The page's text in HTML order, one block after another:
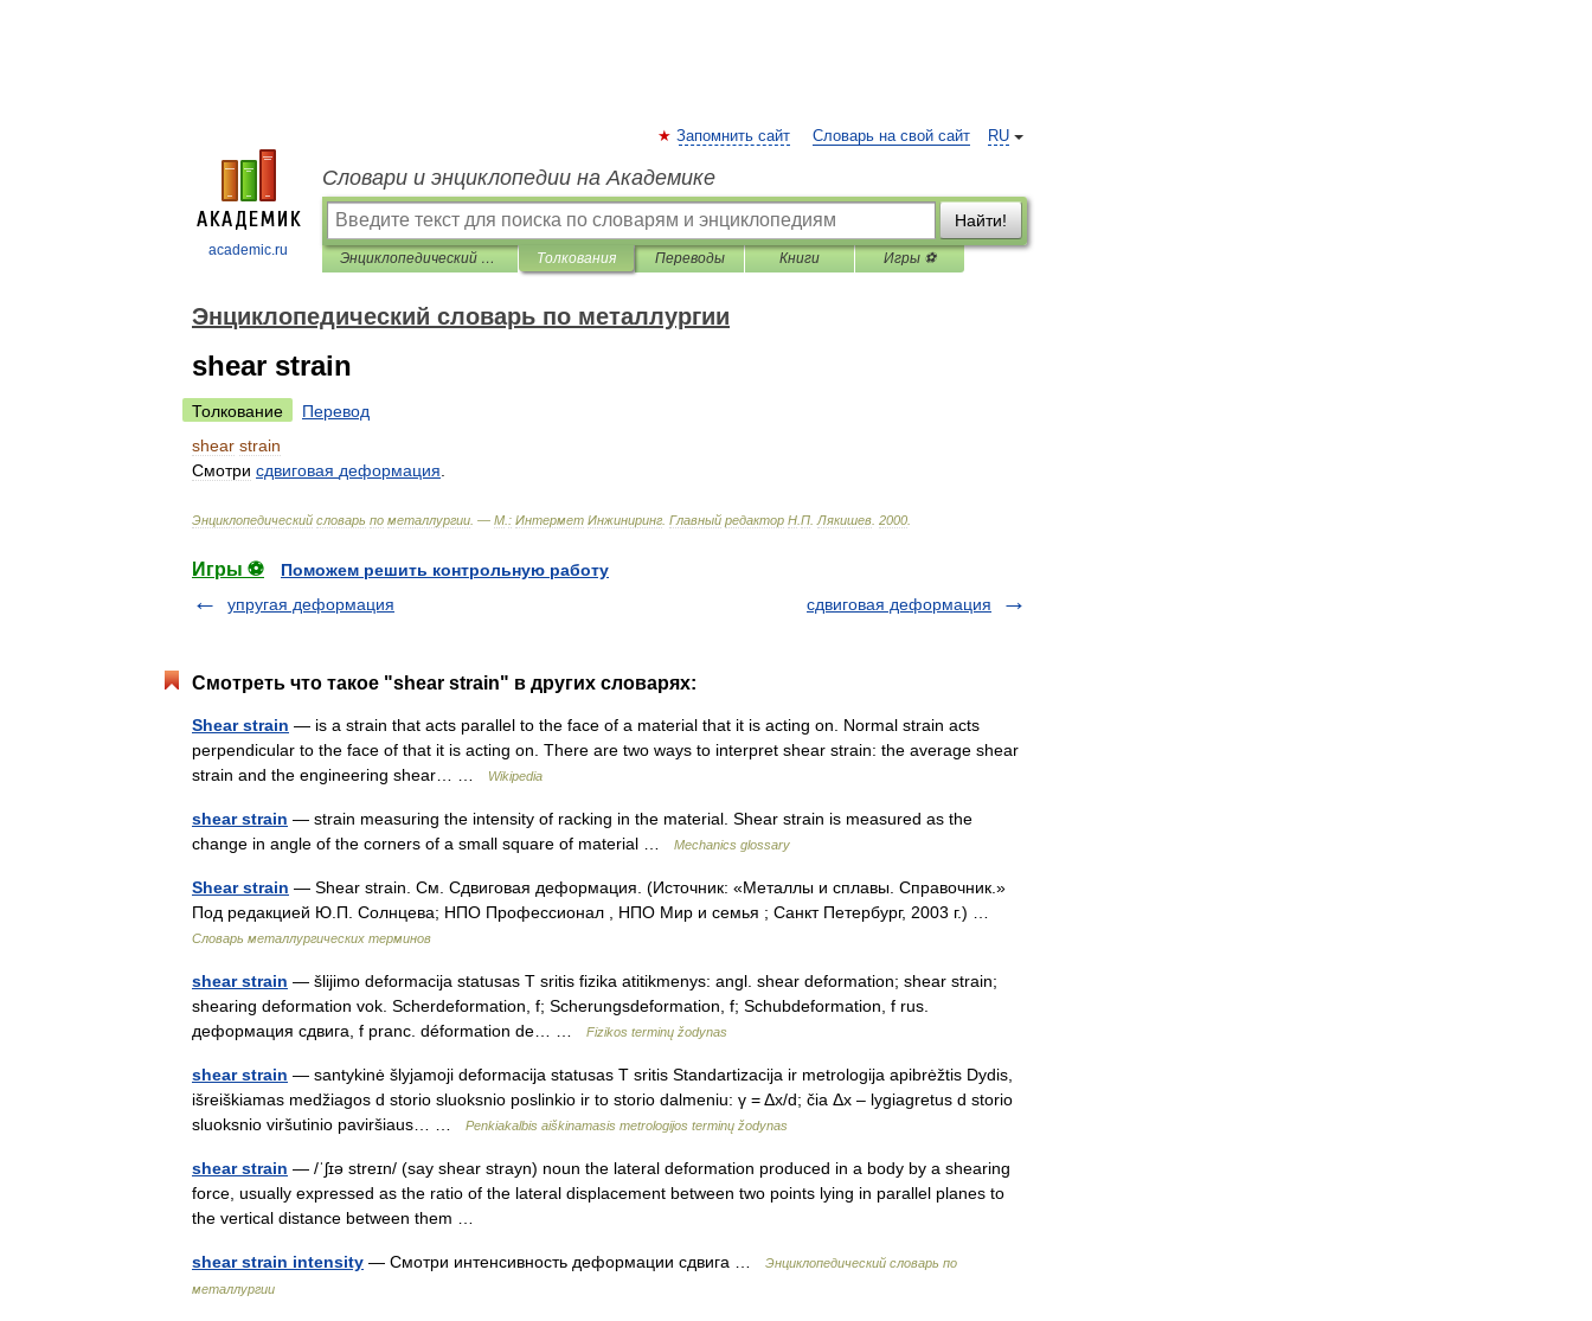
academic.ru
RU
Запомнить сайт Словарь на свой сайт
Словари и энциклопедии на Академике
Найти!
Энциклопедический словарь по металлургии Толкования Переводы Книги Игры ⚽
Энциклопедический словарь по металлургии
shear strain
Толкование
Перевод
shear strain
Смотри сдвиговая деформация
Энциклопедический словарь по металлургии . — М : Интермет Инжиниринг Главный редактор Н П Лякишев 2000
Игры ⚽
Поможем решить контрольную работу
упругая деформация
сдвиговая деформация
Смотреть что такое "shear strain" в других словарях:
Shear strain — is a strain that acts parallel to the face of a material that it is acting on. Normal strain acts
perpendicular to the face of that it is acting on. There are two ways to interpret shear strain: the average shear
strain and the engineering shear… …
Wikipedia
shear strain — strain measuring the intensity of racking in the material. Shear strain is measured as the
change in angle of the corners of a small square of material …
Mechanics glossary
Shear strain — Shear strain. См. Сдвиговая деформация. (Источник: «Металлы и сплавы. Справочник.»
Под редакцией Ю.П. Солнцева; НПО Профессионал , НПО Мир и семья ; Санкт Петербург, 2003 г.) …
Словарь металлургических терминов
shear strain — šlijimo deformacija statusas T sritis fizika atitikmenys: angl. shear deformation; shear strain;
shearing deformation vok. Scherdeformation, f; Scherungsdeformation, f; Schubdeformation, f rus.
деформация сдвига, f pranc. déformation de… …
Fizikos terminų žodynas
shear strain — santykinė šlyjamoji deformacija statusas T sritis Standartizacija ir metrologija apibrėžtis Dydis,
išreiškiamas medžiagos d storio sluoksnio poslinkio ir to storio dalmeniu: γ = Δx/d; čia Δx – lygiagretus d storio
sluoksnio viršutinio paviršiaus… …
Penkiakalbis aiškinamasis metrologijos terminų žodynas
shear strain — /ˈʃɪə streɪn/ (say shear strayn) noun the lateral deformation produced in a body by a shearing
force, usually expressed as the ratio of the lateral displacement between two points lying in parallel planes to
the vertical distance between them …
shear strain intensity — Смотри интенсивность деформации сдвига …
Энциклопедический словарь по
металлургии